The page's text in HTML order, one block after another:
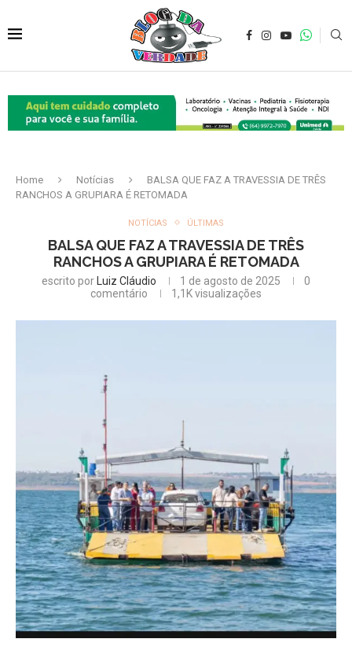
Home Notícias
BALSA QUE FAZ A TRAVESSIA DE TRÊS
RANCHOS A GRUPIARA É RETOMADA
NOTÍCIAS ÚLTIMAS
BALSA QUE FAZ A TRAVESSIA DE TRÊS
RANCHOS A GRUPIARA É RETOMADA
escrito por Luiz Cláudio 1 de agosto de 2025
0
comentário
1,1Kvisualizações